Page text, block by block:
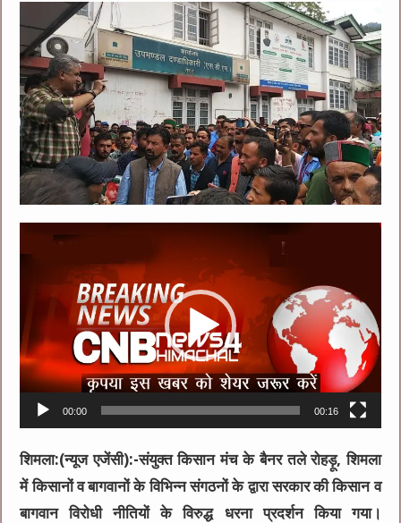
Video
00:00 00:16
शिमला:(न्यूज एजेंसी):-संयुक्त किसान मंच के बैनर तले रोहड़ू, शिमला
में किसानों व बागवानों के विभिन्न संगठनों के द्वारा सरकार की किसान व
बागवान विरोधी नीतियों के विरुद्ध धरना प्रदर्शन किया गया।